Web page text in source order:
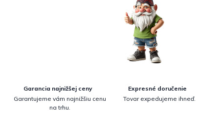
Garancia najnižšej ceny
Garantujeme vám najnižšiu cenu
na trhu.
Expresné doručenie
Tovar expedujeme ihneď.